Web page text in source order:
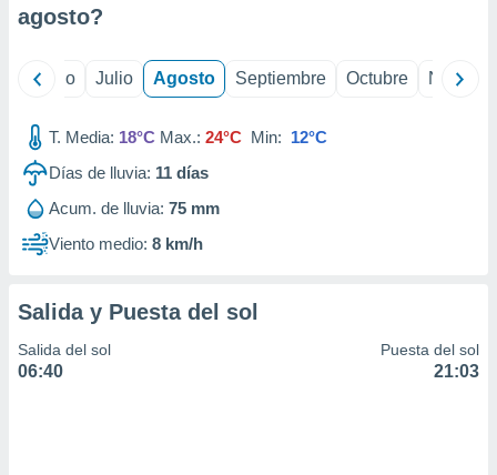
agosto?
Junio Julio Agosto Septiembre Octubre
T. Media: 18°C Max.: 24°C Min: 12°C
Días de lluvia: 11 días
Acum. de lluvia: 75 mm
Viento medio: 8 km/h
Salida y Puesta del sol
Salida del sol
06:40
Puesta del sol
21:03